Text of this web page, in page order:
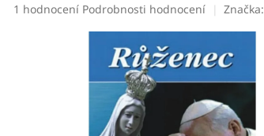
Průměrné
1 hodnocení Podrobnosti hodnocení Značka: